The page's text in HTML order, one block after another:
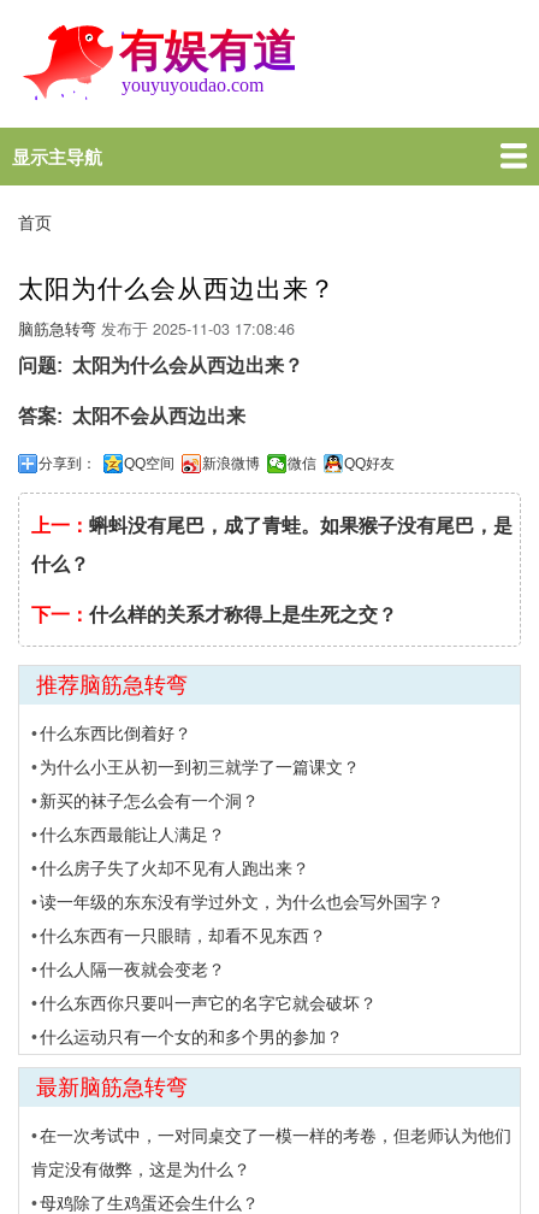
转
到
要
容
Main
navigation
显示主导航
首页
谜语大全
脑筋急转弯
歇后语
十万个为什么
一图一句
名言名句
十万个为什么
屑
首页
太阳为什么会从西边出来？
脑筋急转弯 发布于 2025-11-03 17:08:46
问题
太阳为什么会从西边出来？
答案 太阳不会从西边出来
分享到： QQ空间 新浪微博 微信 QQ好友
上一： 蝌蚪没有尾巴，成了青蛙。如果猴子没有尾巴，是
什么？
下一： 什么样的关系才称得上是生死之交？
推荐脑筋急转弯
什么东西比倒着好？
为什么小王从初一到初三就学了一篇课文？
新买的袜子怎么会有一个洞？
什么东西最能让人满足？
什么房子失了火却不见有人跑出来？
读一年级的东东没有学过外文，为什么也会写外国字？
什么东西有一只眼睛，却看不见东西？
什么人隔一夜就会变老？
什么东西你只要叫一声它的名字它就会破坏？
什么运动只有一个女的和多个男的参加？
最新脑筋急转弯
在一次考试中，一对同桌交了一模一样的考卷，但老师认为他们
肯定没有做弊，这是为什么？
母鸡除了生鸡蛋还会生什么？